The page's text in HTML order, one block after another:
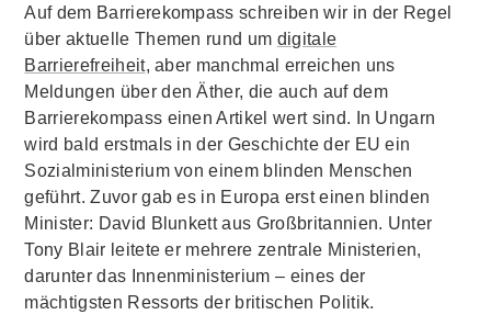
Auf dem Barrierekompass schreiben wir in der Regel
über aktuelle Themen rund um digitale
Barrierefreiheit, aber manchmal erreichen uns
Meldungen über den Äther, die auch auf dem
Barrierekompass einen Artikel wert sind. In Ungarn
wird bald erstmals in der Geschichte der EU ein
Sozialministerium von einem blinden Menschen
geführt. Zuvor gab es in Europa erst einen blinden
Minister: David Blunkett aus Großbritannien. Unter
Tony Blair leitete er mehrere zentrale Ministerien,
darunter das Innenministerium – eines der
mächtigsten Ressorts der britischen Politik.